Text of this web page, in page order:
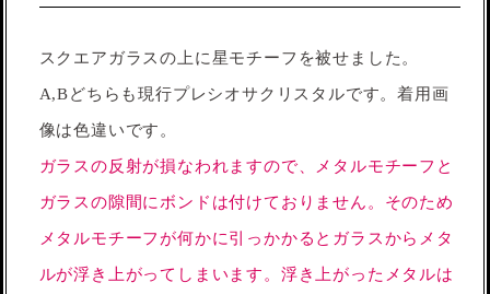
スクエアガラスの上に星モチーフを被せました。
A,Bどちらも現行プレシオサクリスタルです。着用画
像は色違いです。
ガラスの反射が損なわれますので、メタルモチーフと
ガラスの隙間にボンドは付けておりません。そのため
メタルモチーフが何かに引っかかるとガラスからメタ
ルが浮き上がってしまいます。浮き上がったメタルは